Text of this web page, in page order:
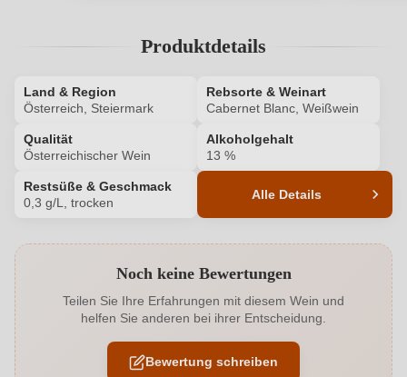
Produktdetails
Land & Region
Österreich, Steiermark
Rebsorte & Weinart
Cabernet Blanc, Weißwein
Qualität
Österreichischer Wein
Alkoholgehalt
13 %
Restsüße & Geschmack
0,3 g/L, trocken
Alle Details
Alkoholgehalt in % 13 %
Allergene Enthält Sulfite
Ausbau Neues Barrique
Noch keine Bewertungen
Teilen Sie Ihre Erfahrungen mit diesem Wein und
helfen Sie anderen bei ihrer Entscheidung.
Bewertung schreiben